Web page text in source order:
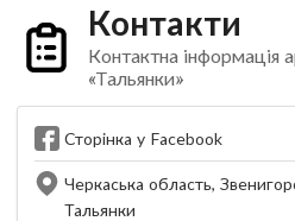
Контакти
Контактна інформація
«Тальянки»
Сторінка у Facebook
Черкаська область,
Тальянки